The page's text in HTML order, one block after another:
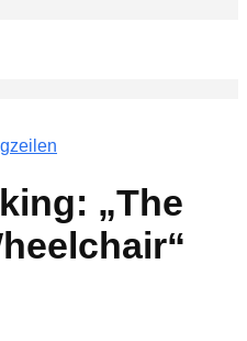
„The